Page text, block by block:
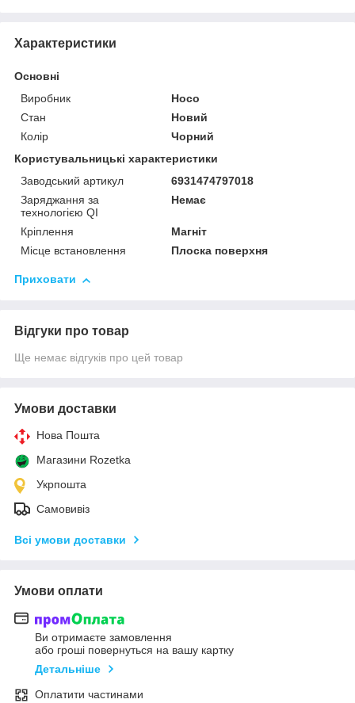
Характеристики
Основні
Виробник
Hoco
Стан
Новий
Колір
Чорний
Користувальницькі характеристики
Заводський артикул
6931474797018
Заряджання за
технологією QI
Немає
Кріплення
Магніт
Місце встановлення
Плоска поверхня
Приховати
Відгуки про товар
Ще немає відгуків про цей товар
Умови доставки
Нова Пошта
Магазини Rozetka
Укрпошта
Самовивіз
Всі умови доставки
Умови оплати
Ви отримаєте замовлення
або гроші повернуться на вашу картку
Детальніше
Оплатити частинами